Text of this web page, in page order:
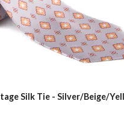
Silk Tie - Silver/Beige/